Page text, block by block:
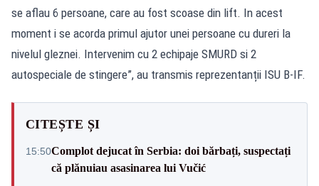
se aflau 6 persoane, care au fost scoase din lift. In acest
moment i se acorda primul ajutor unei persoane cu dureri la
nivelul gleznei. Intervenim cu 2 echipaje SMURD si 2
autospeciale de stingere”, au transmis reprezentanții ISU B-IF.
CITEȘTE ȘI
15:50Complot dejucat în Serbia: doi bărbați, suspectați
că plănuiau asasinarea lui Vučić